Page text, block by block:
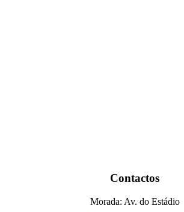
Contactos
Morada: Av. do Estádio